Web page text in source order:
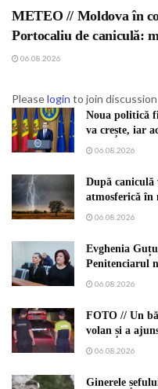
METEO // Moldova în
Portocaliu de caniculă:
06.08.2026
Pleaselogin to join discussion
Noua politică
va crește, iar
06.08.2026
După
atmosferică
06.08.2026
Evghenia
Penitenciarul
06.08.2026
FOTO // Un
volan și a
06.08.2026
Ginerele